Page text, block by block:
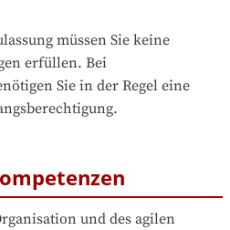
müssen Sie keine
erfüllen. Bei
Sie in der Regel eine
und des agilen